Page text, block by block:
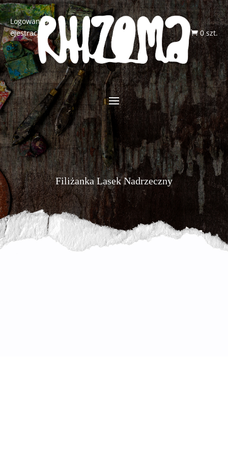
Logowanie/R
ejestracja
 0 szt.
Filiżanka Lasek Nadrzeczny